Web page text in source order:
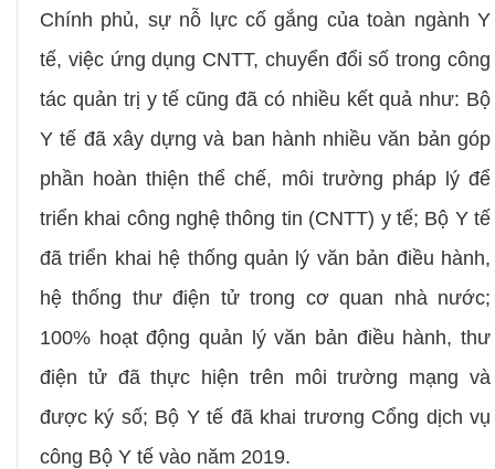
Chính phủ, sự nỗ lực cố gắng của toàn ngành Y
tế, việc ứng dụng CNTT, chuyển đổi số trong công
tác quản trị y tế cũng đã có nhiều kết quả như: Bộ
Y tế đã xây dựng và ban hành nhiều văn bản góp
phần hoàn thiện thể chế, môi trường pháp lý để
triển khai công nghệ thông tin (CNTT) y tế; Bộ Y tế
đã triển khai hệ thống quản lý văn bản điều hành,
hệ thống thư điện tử trong cơ quan nhà nước;
100% hoạt động quản lý văn bản điều hành, thư
điện tử đã thực hiện trên môi trường mạng và
được ký số; Bộ Y tế đã khai trương Cổng dịch vụ
công Bộ Y tế vào năm 2019.